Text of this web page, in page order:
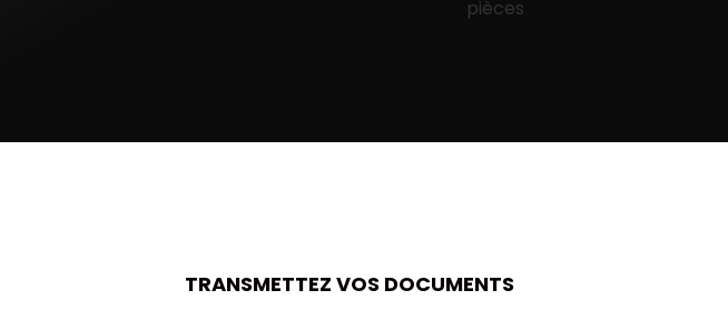
pièces
TRANSMETTEZ VOS DOCUMENTS